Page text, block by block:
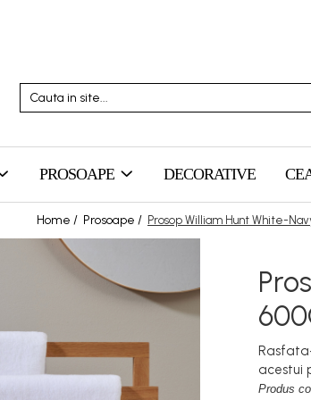
PROSOAPE DECORATIVE
Home / Prosoape / Prosop William Hunt White-
acestui
Produs